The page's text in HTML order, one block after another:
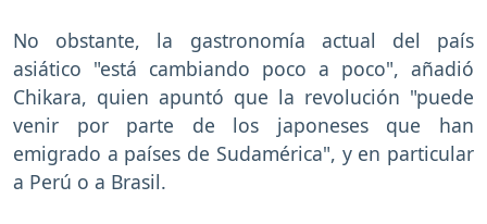
No obstante, la gastronomía actual del país
asiático "está cambiando poco a poco", añadió
Chikara, quien apuntó que la revolución "puede
venir por parte de los japoneses que han
emigrado a países de Sudamérica", y en particular
a Perú o a Brasil.